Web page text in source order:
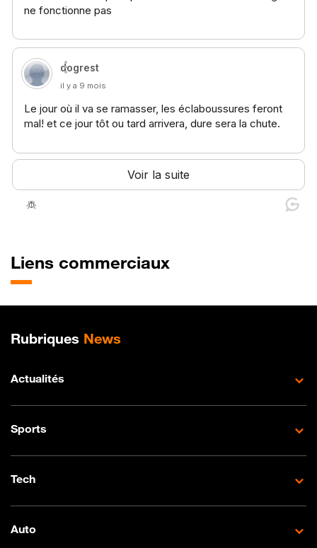
Liens commerciaux
Plan de site
Rubriques News
Actualités
Sports
Tech
Auto